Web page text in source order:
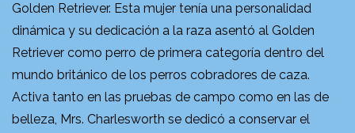
Golden Retriever. Esta mujer tenía una personalidad
dinámica y su dedicación a la raza asentó al Golden
Retriever como perro de primera categoría dentro del
mundo británico de los perros cobradores de caza.
Activa tanto en las pruebas de campo como en las de
belleza, Mrs. Charlesworth se dedicó a conservar el